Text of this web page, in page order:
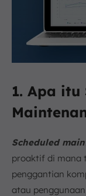
1. Apa itu
Scheduled
proaktif di mana
penggantian
atau